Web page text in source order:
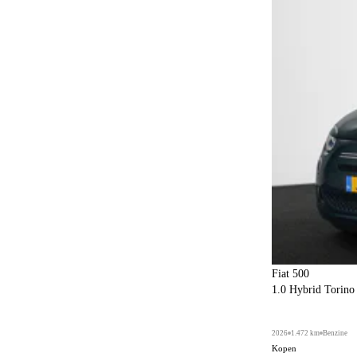
Fiat 500
1.0 Hybrid
2026 1.472 km Benzine
Kopen